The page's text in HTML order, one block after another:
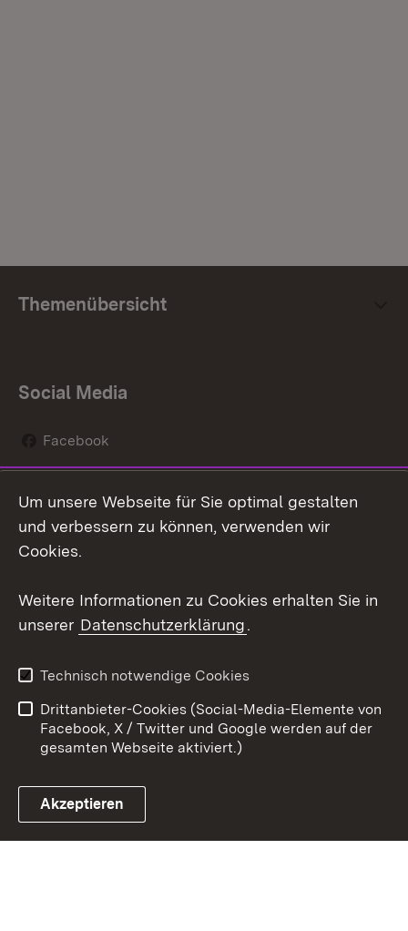
Themenübersicht
Social Media
Facebook
Social Wall
Youtube
Link zum Landesportal
Kontakt
Datenschutz
Barrierefreiheit
Impressum Cookies
Um unsere Webseite für Sie optimal gestalten
und verbessern zu können, verwenden wir
Cookies.
Weitere Informationen zu Cookies erhalten Sie in
unserer Datenschutzerklärung.
Technisch notwendige Cookies
Drittanbieter-Cookies (Social-Media-Elemente von
Facebook, X / Twitter und Google werden auf der
gesamten Webseite aktiviert.)
Akzeptieren